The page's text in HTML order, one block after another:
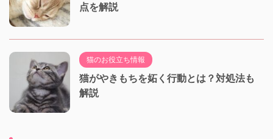
点を解説
猫のお役立ち情報
猫がやきもちを妬く行動とは？対処法も
解説